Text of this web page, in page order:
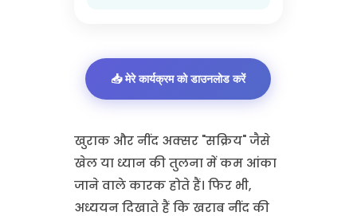
खुराक और नींद अक्सर "सक्रिय" जैसे
खेल या ध्यान की तुलना में कम आंका